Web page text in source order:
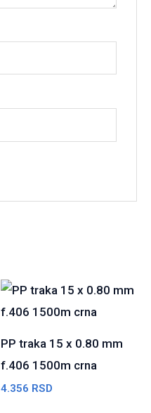
PP traka 15 x 0.80 mm
f.406 1500m crna
4.356 RSD